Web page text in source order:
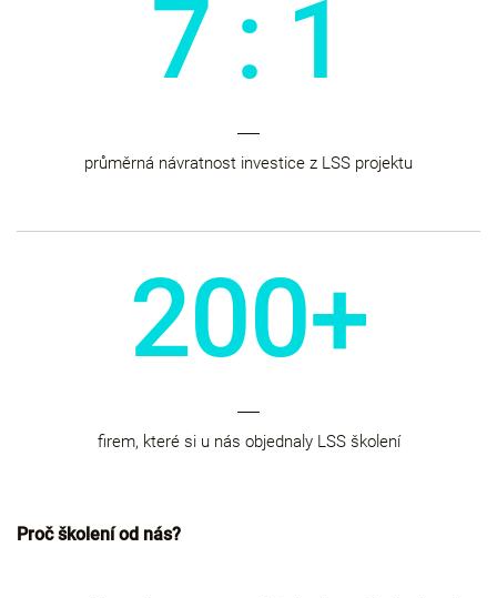
7 : 1
průměrná návratnost investice z LSS projektu
200+
firem, které si u nás objednaly LSS školení
Proč školení od nás?